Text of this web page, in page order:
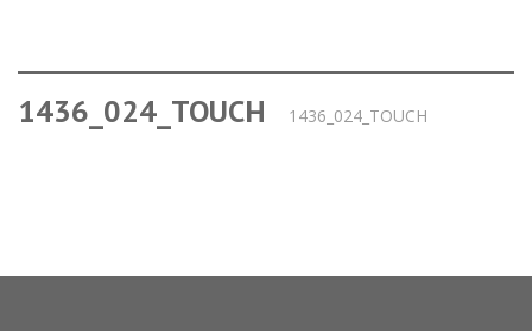
1436_024_TOUCH 1436_024_TOUCH